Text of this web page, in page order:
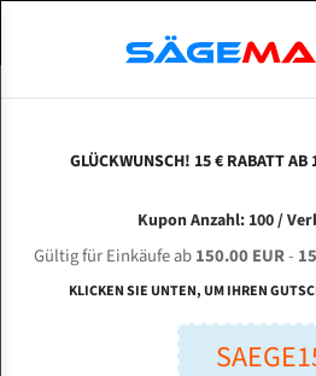
SILOMA OL 320 / 600
Metall
Länge
ABOUTS
ENGLISH
Bi-Metall Meterware
Fleischerei Bandsägeblätter
Bandmesser Glatt Meterware
GLÜCKWUNSCH! 15 € RABATT
Kupon Anzahl: 100 /
Gültig für Einkäufe ab150.00 EUR-
KLICKEN SIE UNTEN, UM IHREN